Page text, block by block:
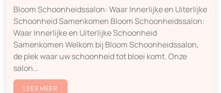
Bloom Schoonheidssalon: Waar Innerlijke en Uiterlijke
Schoonheid Samenkomen Bloom Schoonheidssalon:
Waar Innerlijke en Uiterlijke Schoonheid
Samenkomen Welkom bij Bloom Schoonheidssalon,
de plek waar uw schoonheid tot bloei komt. Onze
salon…
LEES MEER